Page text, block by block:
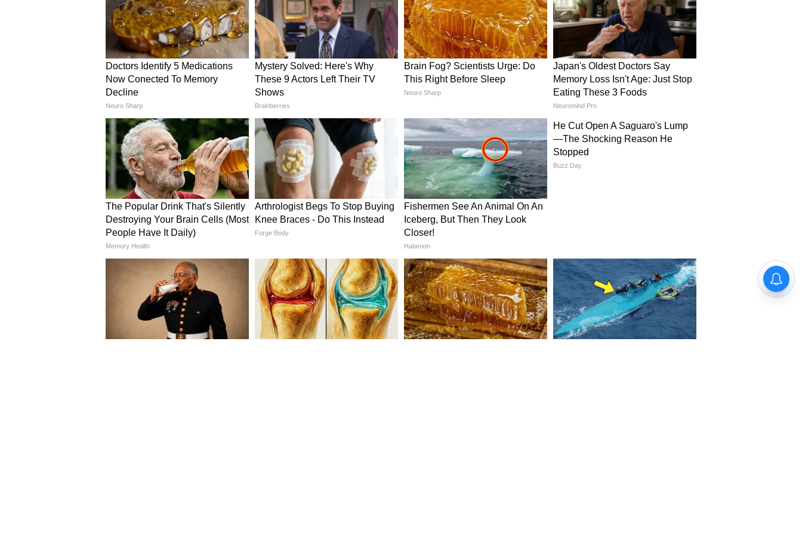
Related Articles
FIFA World Cup 2026: বসনিয়ার
বিরুদ্ধে পিছিয়ে পড়েও ড্র, বিশ্বকাপ
ফুটবলে প্রথম পয়েন্ট কানাডার
Canada vs Qatar: বিশ্বকাপ
ফুটবলে প্রথম জয়, ৯ জনের
আরও খবরের আপডেট পেতে চোখ রাখুন আমাদের হোয়াটসঅ্যাপ চ্যানেলে, ক্লিক করুন
এখানে।